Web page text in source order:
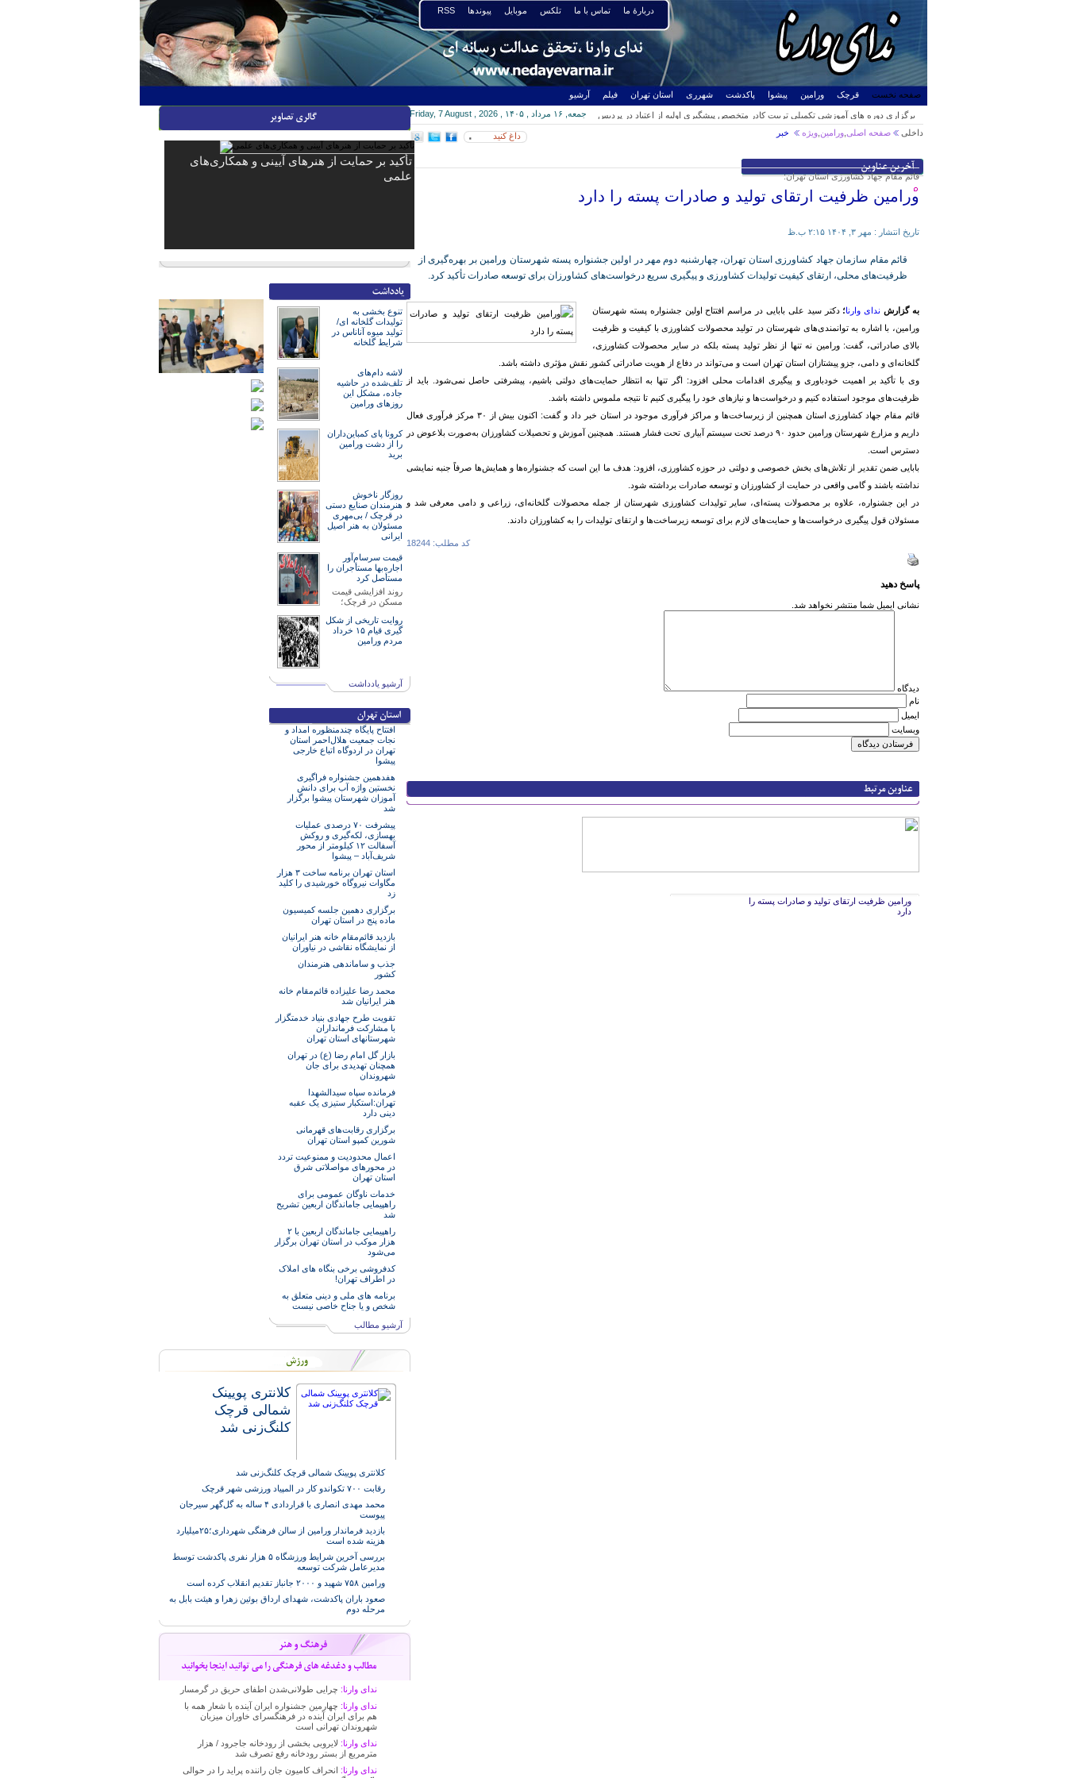
RSS پیوندها موبایل تلکس تماس با ما دربارۀ ما
صفحه نخست قرچک ورامین پیشوا پاکدشت شهرری استان تهران فیلم
آرشیو
جمعه, ۱۶ مرداد , ۱۴۰۵ ,
Friday, 7 August , 2026
«انتخاب جوان سال»؛ مسیری برای شناسایی جوانان اثرگذار از شهرستان‌ها تا سطح ملی
خشک شدن تالاب «بندعلی‌خان»؛ تهدید ریزگردها برای ۴ استان
برگزاری دوره های آموزشی تکمیلی تربیت کادر متخصص پیشگیری اولیه از اعتیاد در پردیس
و ورامین
معرفی اعضای جدید اتحادیه صنف طلا،نقره و ساعت شهرستان قرچک
تشریح برنامه های ۱۴ و ۱۵ خرداد در نشست خبری حجت الاسلام محمودی رییس شورای
هماهنگی تبلیغات اسلامی استان تهران با خبرنگاران
آتش سوزی انبار لوازم یدکی در محله رسالت پیشوا
راه اندازی ایستگاه گاز ورامین توسط شهرداری
آماده برگزاری انتخابات تمام الکترونیک ریاست جمهوری درپایتخت هستیم
وعده‌ها محقق شد/عملیات پیاده راه‌سازی خیابان محمدآباد آغاز شد
«علی خزائی» رسما منتخب مردم ورامین پیشوا و قرچک در دوازدهمین دوره مجلس
شورای اسلامی شد.
داخلی صفحه اصلی ورامین ویژه خبر داغ کنید ۰
قائم مقام جهاد کشاورزی استان تهران:
ورامین ظرفیت ارتقای تولید و صادرات پسته را دارد
تاریخ انتشار : مهر ۳, ۱۴۰۴ ۲:۱۵ ب.ظ
قائم مقام سازمان جهاد کشاورزی استان تهران، چهارشنبه دوم مهر در اولین جشنواره پسته شهرستان ورامین بر بهره‌گیری از
ظرفیت‌های محلی، ارتقای کیفیت تولیدات کشاورزی و پیگیری سریع درخواست‌های کشاورزان برای توسعه صادرات تأکید کرد.
به گزارش ندای وارنا؛دکتر سید علی بابایی در مراسم افتتاح اولین جشنواره پسته شهرستان
ورامین، با اشاره به توانمندی‌های شهرستان در تولید محصولات کشاورزی با کیفیت و ظرفیت
بالای صادراتی، گفت: ورامین نه تنها از نظر تولید پسته بلکه در سایر محصولات کشاورزی،
گلخانه‌ای و دامی، جزو پیشتازان استان تهران است و می‌تواند در دفاع از هویت صادراتی کشور نقش مؤثری داشته باشد.
وی با تأکید بر اهمیت خودباوری و پیگیری اقدامات محلی افزود: اگر تنها به انتظار حمایت‌های دولتی باشیم، پیشرفتی حاصل نمی‌شود. باید از
ظرفیت‌های موجود استفاده کنیم و درخواست‌ها و نیازهای خود را پیگیری کنیم تا نتیجه ملموس داشته باشد.
قائم مقام جهاد کشاورزی استان همچنین از زیرساخت‌ها و مراکز فرآوری موجود در استان خبر داد و گفت: اکنون بیش از ۳۰ مرکز فرآوری فعال
داریم و مزارع شهرستان ورامین حدود ۹۰ درصد تحت سیستم آبیاری تحت فشار هستند. همچنین آموزش و تحصیلات کشاورزان به‌صورت بلاعوض در
دسترس است.
بابایی ضمن تقدیر از تلاش‌های بخش خصوصی و دولتی در حوزه کشاورزی، افزود: هدف ما این است که جشنواره‌ها و همایش‌ها صرفاً جنبه نمایشی
نداشته باشند و گامی واقعی در حمایت از کشاورزان و توسعه صادرات برداشته شود.
در این جشنواره، علاوه بر محصولات پسته‌ای، سایر تولیدات کشاورزی شهرستان از جمله محصولات گلخانه‌ای، زراعی و دامی معرفی شد و
مسئولان قول پیگیری درخواست‌ها و حمایت‌های لازم برای توسعه زیرساخت‌ها و ارتقای تولیدات را به کشاورزان دادند.
کد مطلب: 18244
پاسخ دهید
نشانی ایمیل شما منتشر نخواهد شد.
دیدگاه
نام
ایمیل
وبسایت
ورامین ظرفیت ارتقای تولید و صادرات پسته را
دارد
تأکید بر حمایت از هنرهای آیینی و همکاری‌های
علمی
تنوع بخشی به
تولیدات گلخانه ای/
تولید میوه آناناس در
شرایط گلخانه
لاشه دام‌های
تلف‌شده در حاشیه
جاده، مشکل این
روزهای ورامین
کرونا پای کمباین‌داران
را از دشت ورامین
برید
روزگار ناخوش
هنرمند‌‌‌ان صنایع دستی
در قرچک / ‌بی‌مهری
مسئولان‌ به هنر اصیل
ایرانی
قیمت سرسام‌آور
اجاره‌بها مستأجران را
مستأصل کرد
روند افزایشی قیمت
مسکن در قرچک؛
روایت تاریخی از شکل
گیری قیام ۱۵ خرداد
مردم ورامین
آرشیو یادداشت
افتتاح پایگاه چندمنظوره امداد و
نجات جمعیت هلال‌احمر استان
تهران در اردوگاه اتباع خارجی
پیشوا
هفدهمین جشنواره فراگیری
نخستین واژه آب برای دانش
آموزان شهرستان پیشوا برگزار
شد
پیشرفت ۷۰ درصدی عملیات
بهسازی، لکه‌گیری و روکش
آسفالت ۱۲ کیلومتر از محور
شریف‌آباد – پیشوا
استان تهران برنامه ساخت ۳ هزار
مگاوات نیروگاه خورشیدی را کلید
زد
برگزاری دهمین جلسه کمیسیون
ماده پنج در استان تهران
بازدید قائم‌مقام خانه هنر ایرانیان
از نمایشگاه نقاشی در نیاوران
جذب و ساماندهی هنرمندان
کشور
محمد رضا علیزاده قائم‌مقام خانه
هنر ایرانیان شد
تقویت طرح جهادی بنیاد خدمتگزار
با مشارکت فرمانداران
شهرستانهای استان تهران
بازار گل امام رضا (ع) در تهران
همچنان تهدیدی برای جان
شهروندان
فرمانده سپاه سیدالشهدا
تهران:استکبار ستیزی یک عقبه
دینی دارد
برگزاری رقابت‌های قهرمانی
شورین کمپو استان تهران
اعمال محدودیت و ممنوعیت تردد
در محورهای مواصلاتی شرق
استان تهران
خدمات‌ ناوگان عمومی برای
راهپیمایی جاماندگان اربعین تشریح
شد
راهپیمایی جاماندگان اربعین با ۲
هزار موکب در استان تهران برگزار
می‌شود
کدفروشی برخی بنگاه های املاک
در اطراف تهران!
برنامه های ملی و دینی متعلق به
شخص و یا جناح خاصی نیست
آرشیو مطالب
کلانتری پویینک
شمالی قرچک
کلنگ‌زنی شد
کلانتری پویینک شمالی قرچک کلنگ‌زنی شد
رقابت ۷۰۰ تکواندو کار در المپیاد ورزشی شهر قرچک
محمد مهدی انصاری با قراردادی ۴ ساله به گل‌گهر سیرجان
پیوست
بازدید فرماندار ورامین از سالن فرهنگی شهرداری؛۲۵میلیارد
هزینه شده است
بررسی آخرین شرایط ورزشگاه ۵ هزار نفری پاکدشت توسط
مدیرعامل شرکت توسعه
ورامین ۷۵۸ شهید و ۲۰۰۰ جانباز تقدیم انقلاب کرده است
صعود باران پاکدشت، شهدای ارداق بوئین زهرا و هیئت بابل به
مرحله دوم
ندای وارنا: چرایی طولانی‌شدن اطفای حریق در گرمسار
ندای وارنا: چهارمین جشنواره ایران آینده با شعار همه با
هم برای ایران آینده در فرهنگسرای خاوران میزبان
شهروندان تهرانی است
ندای وارنا: لایروبی بخشی از رودخانه جاجرود / هزار
مترمربع از بستر رودخانه رفع تصرف شد
ندای وارنا: انحراف کامیون جان راننده پراید را در حوالی